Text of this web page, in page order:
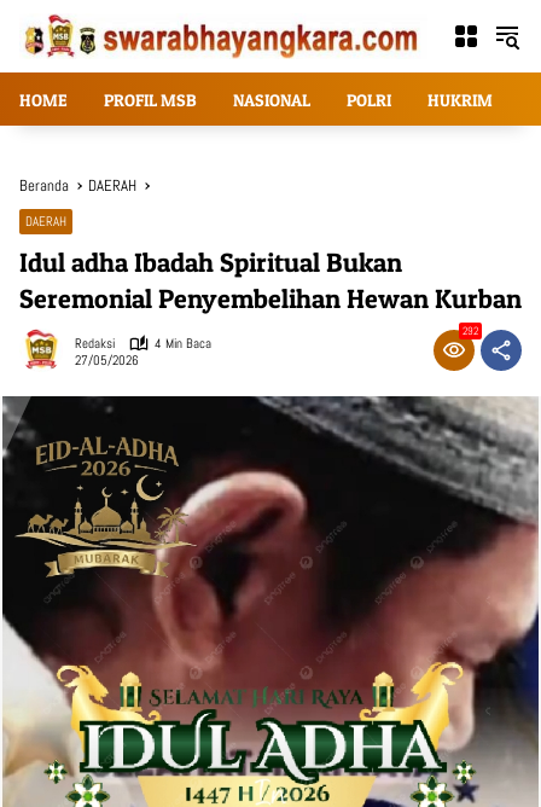
Langsung
konten
HOME PROFIL MSB NASIONAL POLRI HUKRIM
Beranda DAERAH
DAERAH
Idul adha Ibadah Spiritual Bukan
Seremonial Penyembelihan Hewan Kurban
Redaksi
4 Min Baca
27/05/2026
292